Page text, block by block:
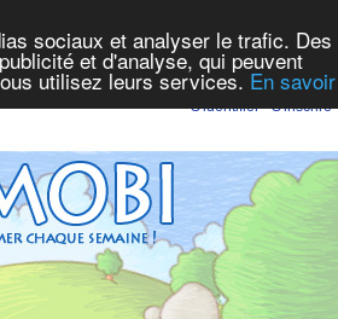
sociaux et analyser le trafic. Des
et d'analyse, qui peuvent
utilisez leurs services. En
S'identifier -S'inscrire